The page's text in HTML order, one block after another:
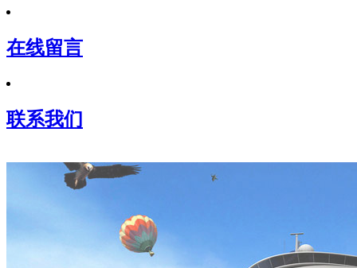
在线留言
联系我们